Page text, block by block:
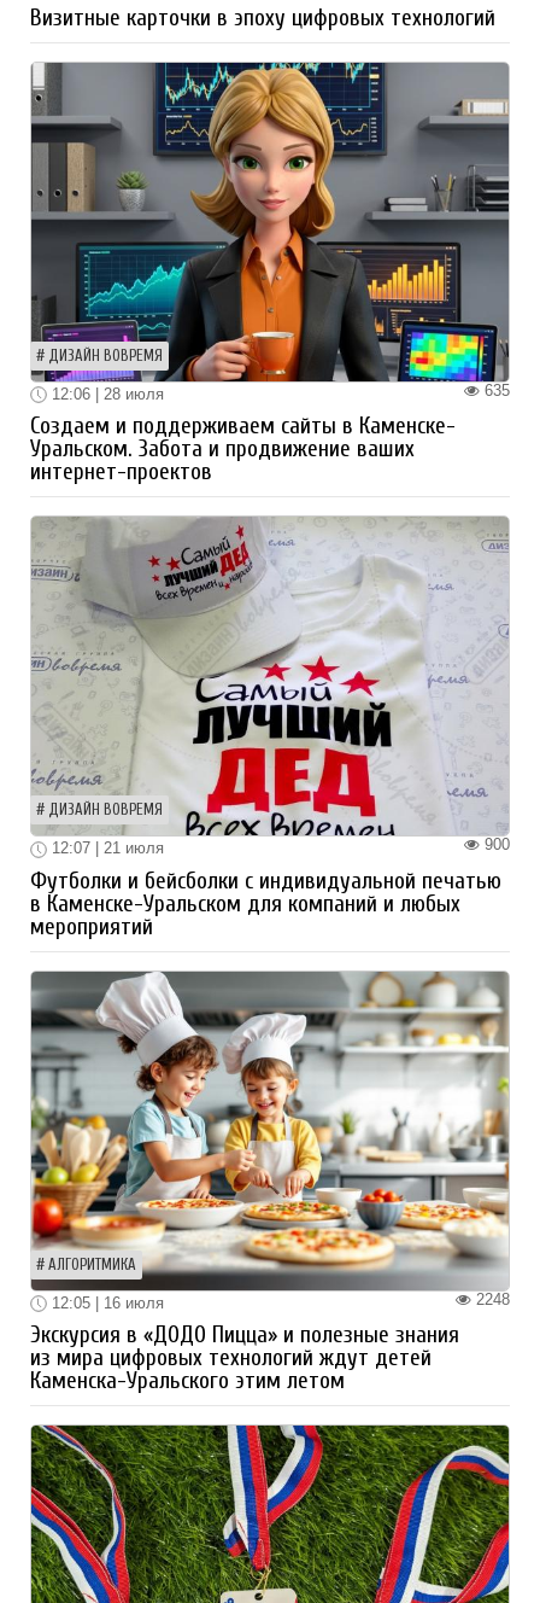
Визитные карточки в эпоху цифровых технологий
ДИЗАЙН ВОВРЕМЯ
635
12:06 | 28 июля
Создаем и поддерживаем сайты в Каменске-
Уральском. Забота и продвижение ваших
интернет-проектов
ДИЗАЙН ВОВРЕМЯ
900
12:07 | 21 июля
Футболки и бейсболки с индивидуальной печатью
в Каменске-Уральском для компаний и любых
мероприятий
АЛГОРИТМИКА
2248
12:05 | 16 июля
Экскурсия в «ДОДО Пицца» и полезные знания
из мира цифровых технологий ждут детей
Каменска-Уральского этим летом